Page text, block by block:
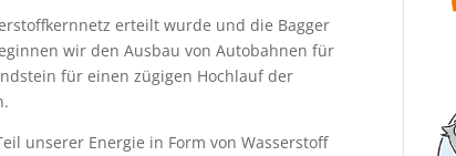
erteilt wurde und die Bagger
wir den Ausbau von Autobahnen für
für einen zügigen Hochlauf der
unserer Energie in Form von Wasserstoff